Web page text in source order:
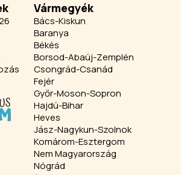
Vármegyék
Bács-Kiskun
Baranya
Békés
Borsod-Abaúj-Zemplén
Csongrád-Csanád
Fejér
Győr-Moson-Sopron
Hajdú-Bihar
Heves
Jász-Nagykun-Szolnok
Komárom-Esztergom
Nem Magyarország
Nógrád